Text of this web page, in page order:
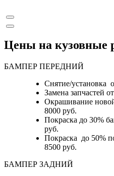
Цены на кузовные
БАМПЕР ПЕРЕДНИЙ
Снятие/установка
Замена запчастей
Окрашивание
8000 руб.
Покраска до 30%
руб.
Покраска до 50%
8500 руб.
БАМПЕР ЗАДНИЙ